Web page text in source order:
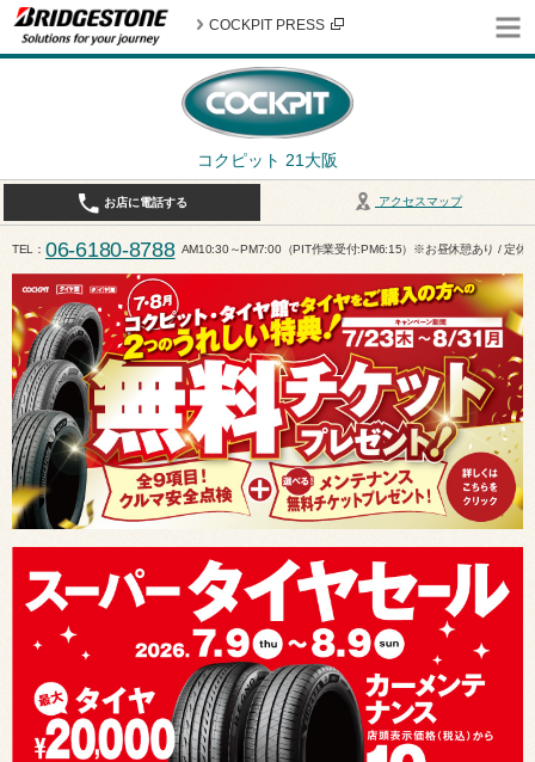
コクピット 21大阪
COCKPIT PRESS
アクセスマップ
お店に電話する
TEL 06-6180-8788 AM10:30～PM7:00（PIT作業受付:PM6:15）※お昼休憩あり / 定休